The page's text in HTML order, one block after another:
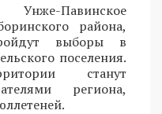
Унже-Павинское
района,
выборы в
поселения.
станут
региона,